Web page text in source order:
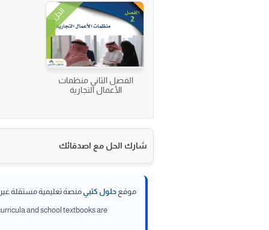
الحل
الفصل الثاني منظمات
الأعمال التجارية
شارك الحل مع اصدقائك
موقع حلول كتبي منصة تعليمية مستقلة غير
and school textbooks are